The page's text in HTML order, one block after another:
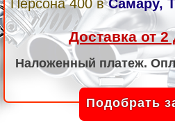
Персона 400вСамару,
Доставка от 2
Наложенный платеж.
Подобрать